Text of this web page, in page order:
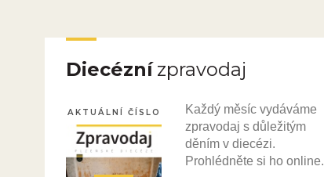
Diecéznízpravodaj
AKTUÁLNÍ ČÍSLO
Každý měsíc vydáváme
zpravodaj s důležitým
děním v diecézi.
Prohlédněte si ho online.